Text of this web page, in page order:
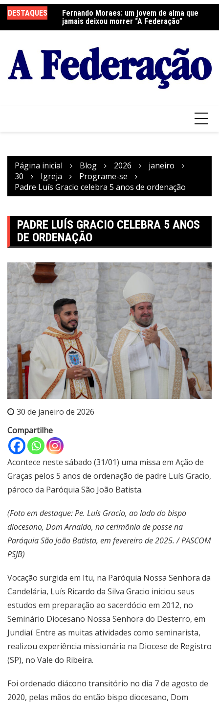
para
o
DESTAQUES
a Festa do
Fernando Moraes: um jovem de alma que
jamais deixou morrer “A Federação”
Página inicial Blog 2026
janeiro
30
Igreja
Programe-se
Padre Luís Gracio celebra 5 anos de ordenação
PADRE LUÍS GRACIO CELEBRA 5 ANOS
DE ORDENAÇÃO
30 de janeiro de 2026
Compartilhe
Acontece neste sábado (31/01) uma missa em Ação de
Graças pelos 5 anos de ordenação de padre Luís Gracio,
pároco da Paróquia São João Batista.
(Foto em destaque: Pe. Luís Gracio, ao lado do bispo
diocesano, Dom Arnaldo, na cerimônia de posse na
Paróquia São João Batista, em fevereiro de 2025. / PASCOM
PSJB)
Vocação surgida em Itu, na Paróquia Nossa Senhora da
Candelária, Luís Ricardo da Silva Gracio iniciou seus
estudos em preparação ao sacerdócio em 2012, no
Seminário Diocesano Nossa Senhora do Desterro, em
Jundiaí. Entre as muitas atividades como seminarista,
realizou experiência missionária na Diocese de Registro
(SP), no Vale do Ribeira.
Foi ordenado diácono transitório no dia 7 de agosto de
2020, pelas mãos do então bispo diocesano, Dom